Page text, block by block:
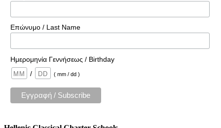
Επώνυμο / Last Name
Ημερομηνία Γεννήσεως / Birthday
/
( mm / dd )